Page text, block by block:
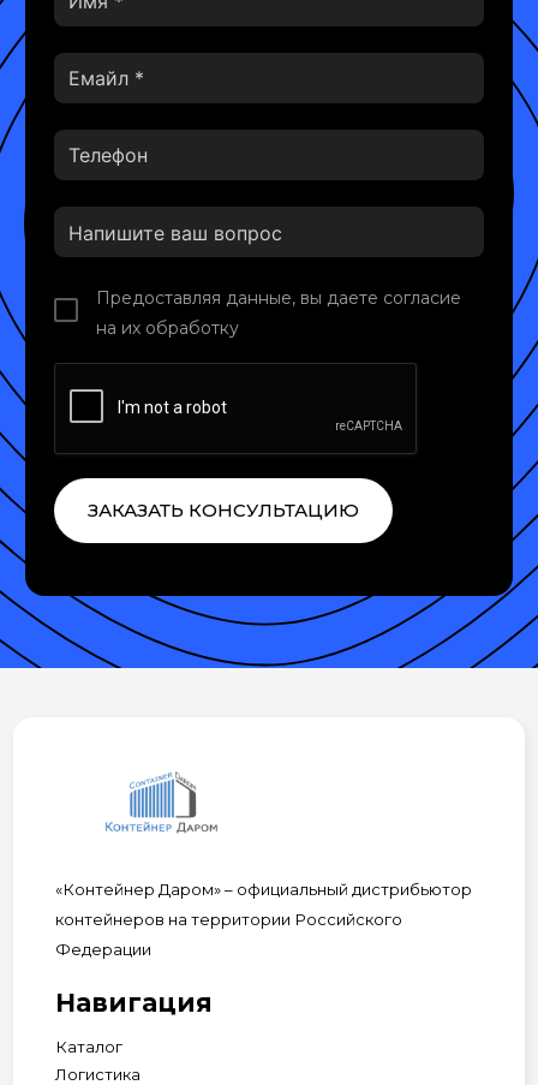
Предоставляя данные, вы даете согласие
на их обработку
ЗАКАЗАТЬ КОНСУЛЬТАЦИЮ
«Контейнер Даром» – официальный дистрибьютор
контейнеров на территории Российского
Федерации
Навигация
Каталог
Логистика